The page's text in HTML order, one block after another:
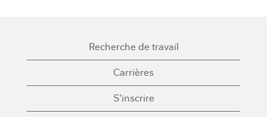
Recherche de travail
Carrières
S'inscrire